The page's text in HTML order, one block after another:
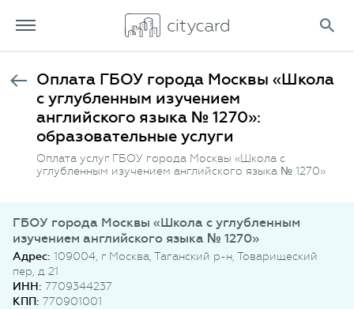
Оплата ГБОУ города Москвы «Школа
с углубленным изучением
английского языка № 1270»:
образовательные услуги
Оплата услуг ГБОУ города Москвы «Школа с
углубленным изучением английского языка № 1270»
ГБОУ города Москвы «Школа с углубленным
изучением английского языка № 1270»
Адрес: 109004, г Москва, Таганский р-н, Товарищеский
пер, д 21
ИНН: 7709344237
КПП: 770901001